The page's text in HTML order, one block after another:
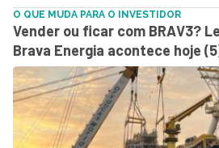
O QUE MUDA PARA O INVESTIDOR
Vender ou ficar com BRAV3?
Brava Energia acontece hoje